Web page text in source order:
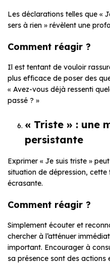
Les déclarations telles que «
sers à rien » révèlent une
Comment réagir ?
Il est tentant de vouloir
plus efficace de poser des
« Avez-vous déjà ressenti
passé ? »
« Triste » : une
persistante
Exprimer « Je suis triste »
situation de dépression,
écrasante.
Comment réagir ?
Simplement écouter et
chercher à l’atténuer
important. Encourager à
sa présence sont des actions